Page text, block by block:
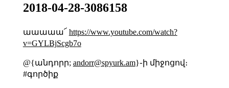
2018-04-28-3086158
աաաաա՜ https://www.youtube.com/watch?
v=GYLBjScgb7o
@{անդորր; andorr@spyurk.am}֊ի միջոցով։
#գործիք